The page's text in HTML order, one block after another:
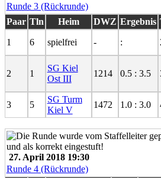
Runde 3 (Rückrunde)
Paar Tln Heim DWZ Ergebnis
1 6 spielfrei - :
2 1
SG Kiel
Ost III
1214 0.5 : 3.5
3 5
SG Turm
Kiel V
1472 1.0 : 3.0
27. April 2018 19:30
Runde 4 (Rückrunde)